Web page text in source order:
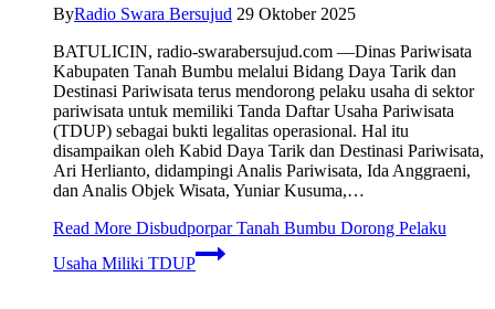
ByRadio Swara Bersujud 29 Oktober 2025
BATULICIN, radio-swarabersujud.com —Dinas Pariwisata
Kabupaten Tanah Bumbu melalui Bidang Daya Tarik dan
Destinasi Pariwisata terus mendorong pelaku usaha di sektor
pariwisata untuk memiliki Tanda Daftar Usaha Pariwisata
(TDUP) sebagai bukti legalitas operasional. Hal itu
disampaikan oleh Kabid Daya Tarik dan Destinasi Pariwisata,
Ari Herlianto, didampingi Analis Pariwisata, Ida Anggraeni,
dan Analis Objek Wisata, Yuniar Kusuma,…
Read More Disbudporpar Tanah Bumbu Dorong Pelaku
Usaha Miliki TDUP